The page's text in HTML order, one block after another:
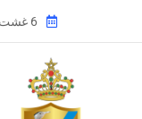
6 غشت 2026